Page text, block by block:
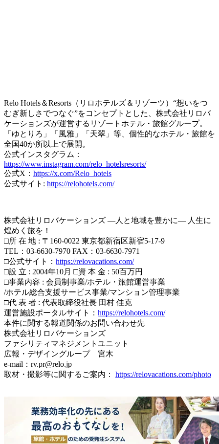
Relo Hotels＆Resorts（リロホテルズ＆リゾーツ）“想いをつ
むぎ新しさでつなぐ”をコンセプトとした、株式会社リロバ
ケーションズが運営するリゾートホテル・旅館グループ。
「ゆとりろ」「風雅」「天翠」等、個性的なホテル・旅館を
全国40か所以上で展開。
公式インスタグラム：
https://www.instagram.com/relo_hotelsresorts/
公式X： https://x.com/Relo_hotels
公式サイト: https://relohotels.com/
株式会社リロバケーションズ ―人と地域を豊かに― 人生に
煌めく旅を！
□所 在 地 : 〒160-0022 東京都新宿区新宿5-17-9
TEL：03-6630-7970 FAX：03-6630-7971
□公式サイト： https://relovacations.com/
□設 立 : 2004年10月 □資 本 金 : 50百万円
□事業内容 : 会員制事業/ホテル・旅館運営事業
/ホテル総合支援サービス事業/マンション管理事業
□代 表 者 : 代表取締役社長 田村 佳克
運営施設ポータルサイト： https://relohotels.com/
本件に関する報道関係のお問い合わせ先
株式会社リロバケーションズ
ファシリティマネジメントユニット
広報・デザイングループ 宮木
e-mail：rv.pr@relo.jp
取材・撮影等に関するご案内： https://relovacations.com/photo